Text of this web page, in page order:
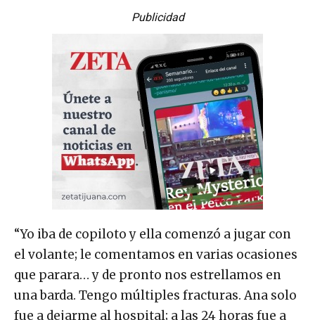
Publicidad
“Yo iba de copiloto y ella comenzó a jugar con
el volante; le comentamos en varias ocasiones
que parara… y de pronto nos estrellamos en
una barda. Tengo múltiples fracturas. Ana solo
fue a dejarme al hospital; a las 24 horas fue a